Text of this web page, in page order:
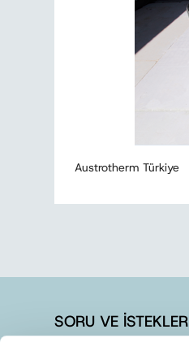
Austrotherm Türkiye
SORU VE İSTEKLER